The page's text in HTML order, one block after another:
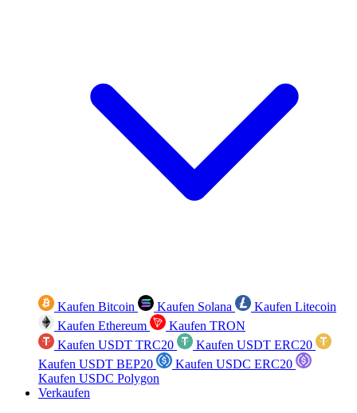
Kaufen Bitcoin Kaufen Solana
Kaufen Litecoin
Kaufen Ethereum
Kaufen TRON
Kaufen USDT TRC20
Kaufen USDT ERC20
Kaufen USDT BEP20
Kaufen USDC ERC20
Kaufen USDC Polygon
Verkaufen